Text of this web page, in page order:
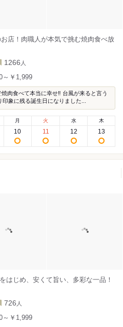
店！肉職人が本気で挑む焼肉食べ放
1266 人
～￥1,999
肉食べて本当に幸せ‼︎ 台風が来ると言う
象に残る誕生日になりました...
月
10
火
11
水
12
木
13
じめ、安くて旨い、多彩な一品！
726 人
～￥1,999